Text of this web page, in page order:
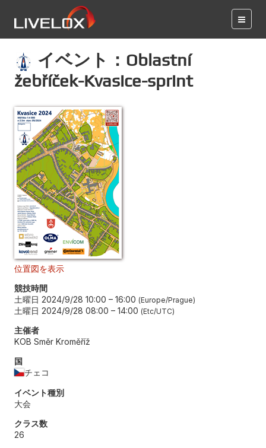
イベント：Oblastní
žebříček-Kvasice-sprint
位置図を表示
競技時間
土曜日 2024/9/28 10:00 – 16:00 Europe/Prague
土曜日 2024/9/28 08:00 – 14:00 Etc/UTC
主催者
KOB Směr Kroměříž
国
チェコ
イベント種別
大会
クラス数
26